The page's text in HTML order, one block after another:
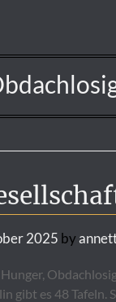
2025 by
gibt es 48 Tafeln.